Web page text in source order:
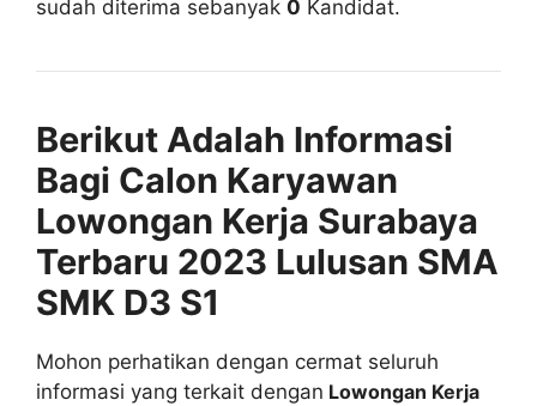
sudah diterima sebanyak 0 Kandidat.
Berikut Adalah Informasi
Bagi Calon Karyawan
Lowongan Kerja Surabaya
Terbaru 2023 Lulusan SMA
SMK D3 S1
Mohon perhatikan dengan cermat seluruh
informasi yang terkait dengan Lowongan Kerja